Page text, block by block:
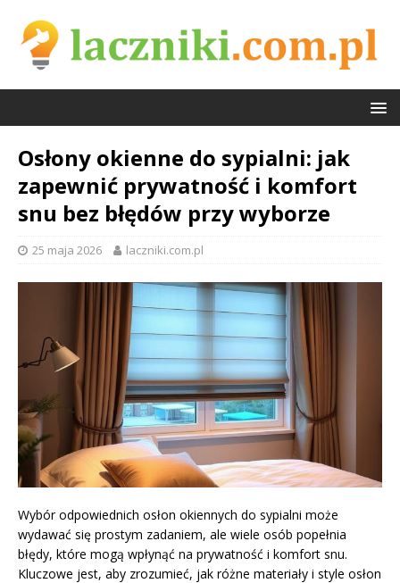
Osłony okienne do sypialni: jak
zapewnić prywatność i komfort
snu bez błędów przy wyborze
25 maja 2026 laczniki.com.pl
Wybór odpowiednich osłon okiennych do sypialni może
wydawać się prostym zadaniem, ale wiele osób popełnia
błędy, które mogą wpłynąć na prywatność i komfort snu.
Kluczowe jest, aby zrozumieć, jak różne materiały i style osłon